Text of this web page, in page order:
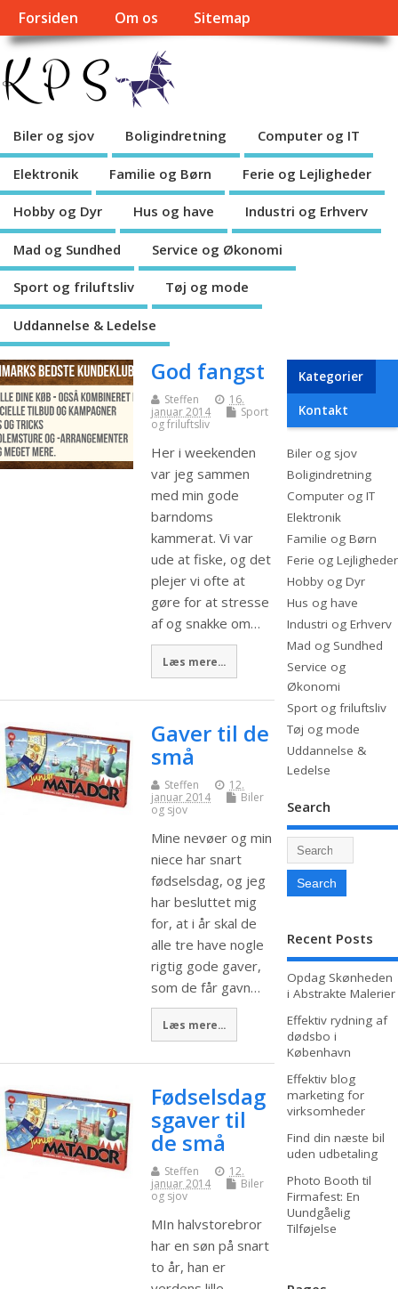
Forsiden Om os Sitemap
Biler og sjov Boligindretning Computer og IT
Elektronik Familie og Børn Ferie og Lejligheder
Hobby og Dyr Hus og have Industri og Erhverv
Mad og Sundhed Service og Økonomi
Sport og friluftsliv Tøj og mode
Uddannelse & Ledelse
God fangst
Steffen
16.
januar 2014
Sport
og friluftsliv
Her i weekenden
var jeg sammen
med min gode
barndoms
kammerat. Vi var
ude at fiske, og det
plejer vi ofte at
gøre for at stresse
af og snakke om…
Læs mere...
Gaver til de
små
Steffen
12.
januar 2014
Biler
og sjov
Mine nevøer og min
niece har snart
fødselsdag, og jeg
har besluttet mig
for, at i år skal de
alle tre have nogle
rigtig gode gaver,
som de får gavn…
Læs mere...
Fødselsdag
sgaver til
de små
Steffen
12.
januar 2014
Biler
og sjov
MIn halvstorebror
har en søn på snart
to år, han er
Kategorier
Kontakt
Biler og sjov
Boligindretning
Computer og IT
Elektronik
Familie og Børn
Ferie og Lejligheder
Hobby og Dyr
Hus og have
Industri og Erhverv
Mad og Sundhed
Service og
Økonomi
Sport og friluftsliv
Tøj og mode
Uddannelse &
Ledelse
Search
Recent Posts
Opdag Skønheden
i Abstrakte Malerier
Effektiv rydning af
dødsbo i
København
Effektiv blog
marketing for
virksomheder
Find din næste bil
uden udbetaling
Photo Booth til
Firmafest: En
Uundgåelig
Tilføjelse